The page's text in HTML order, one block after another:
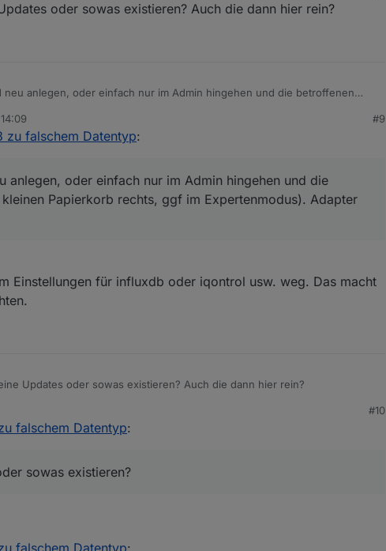
"array"
prüfen ob es bereits ein Update mit einem fix gibt, oder ob ein passendes
Objekte löschen und den Adapter neu starten, dann werden viele
eröffnen
oder sowas existieren? Auch die dann hier rein?
neu anlegen, oder einfach nur im Admin hingehen und die betroffenen
#9
zu falschem Datentyp:
anlegen, oder einfach nur im Admin hingehen und die
Papierkorb rechts, ggf im Expertenmodus). Adapter
Einstellungen für influxdb oder iqontrol usw. weg. Das macht
Updates oder sowas existieren? Auch die dann hier rein?
#10
falschem Datentyp:
sowas existieren?